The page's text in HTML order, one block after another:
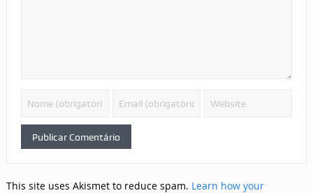
This site uses Akismet to reduce spam. Learn how your